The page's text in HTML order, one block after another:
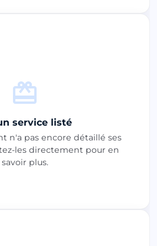
service listé
n'a pas encore détaillé ses
les directement pour en
savoir plus.